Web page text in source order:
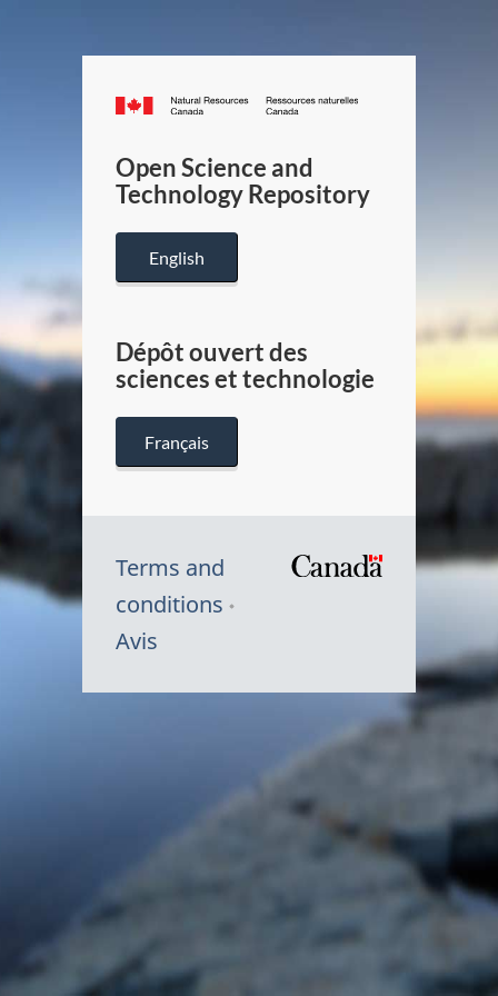
Canada.ca
/
Canada
Open Science and
Technology Repository
English
Dépôt ouvert des
sciences et technologie
Français
Terms and
conditions
Avis
du